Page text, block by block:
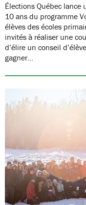
Élections Québec lance
10 ans du programme
élèves des écoles
invités à réaliser une
d’élire un conseil
gagner…